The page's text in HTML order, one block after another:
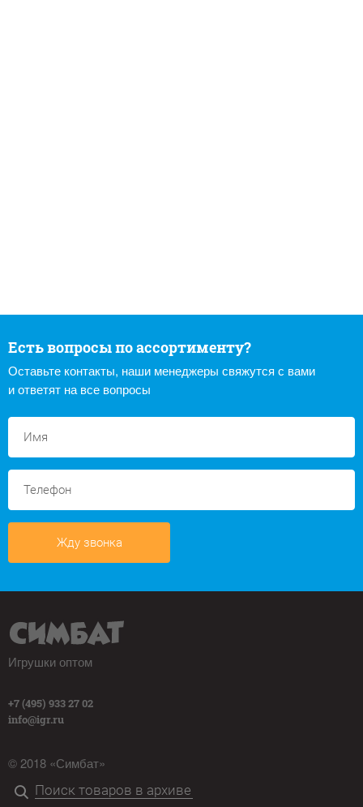
Есть вопросы по ассортименту?
Оставьте контакты, наши менеджеры свяжутся с вами
и ответят на все вопросы
Жду звонка
Игрушки оптом
+7 (495) 933 27 02
info@igr.ru
© 2018 «Симбат»